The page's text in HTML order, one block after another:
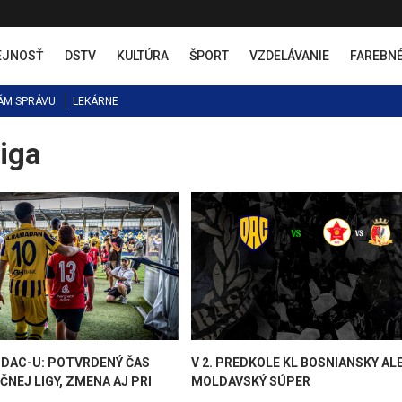
DSTV KULTÚRA ŠPORT VZDELÁVANIE
SPRÁVU LEKÁRNE
U: POTVRDENÝ ČAS
LIGY, ZMENA AJ PRI
V 2. PREDKOLE KL BOSNIANSKY
MOLDAVSKÝ SÚPER